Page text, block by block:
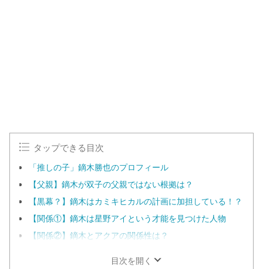
タップできる目次
「推しの子」鏑木勝也のプロフィール
【父親】鏑木が双子の父親ではない根拠は？
【黒幕？】鏑木はカミキヒカルの計画に加担している！？
【関係①】鏑木は星野アイという才能を見つけた人物
【関係②】鏑木とアクアの関係性は？
目次を開く